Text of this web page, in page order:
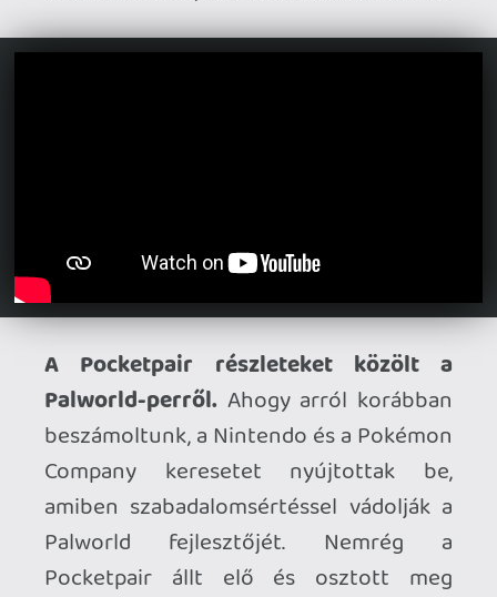
be.
befejezését köszönhetjük, egy rövid
előzetessel karöltve ugyanis
bejelentették, hogy a játék aranylemezre
került, így tartani tudja a november 20-
án esedékes megjelenését.